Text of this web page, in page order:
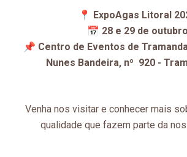
📍 ExpoAgas Litoral
📅 28 e 29 de outubro
📌 Centro de Eventos de
Nunes Bandeira, nº 920 -
Venha nos visitar e conhecer mais
qualidade que fazem parte da